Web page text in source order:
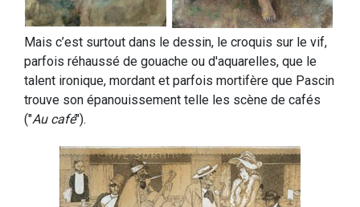
Mais c’est surtout dans le dessin, le croquis sur le vif,
parfois réhaussé de gouache ou d'aquarelles, que le
talent ironique, mordant et parfois mortifère que Pascin
trouve son épanouissement telle les scène de cafés
("Au café").